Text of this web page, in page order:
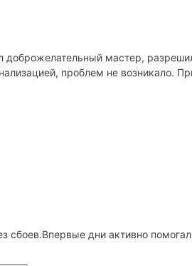
мастер,
проблем не возникало.
дни активно